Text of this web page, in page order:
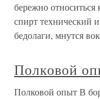
бережно относиться
спирт технический
бедолаги, мнутся
Полковой
Полковой опыт В